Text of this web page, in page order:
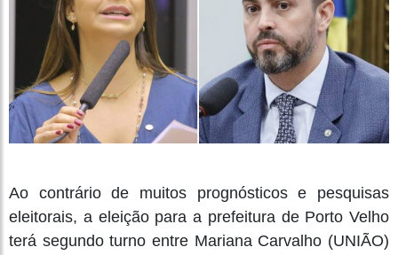
Ao contrário de muitos prognósticos e pesquisas
eleitorais, a eleição para a prefeitura de Porto Velho
terá segundo turno entre Mariana Carvalho (UNIÃO)